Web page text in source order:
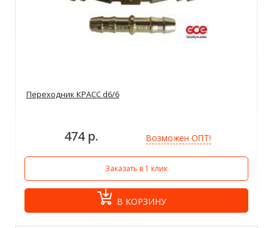
Переходник КРАСС d6/6
474 р. Возможен ОПТ!
Заказать в 1 клик
В КОРЗИНУ